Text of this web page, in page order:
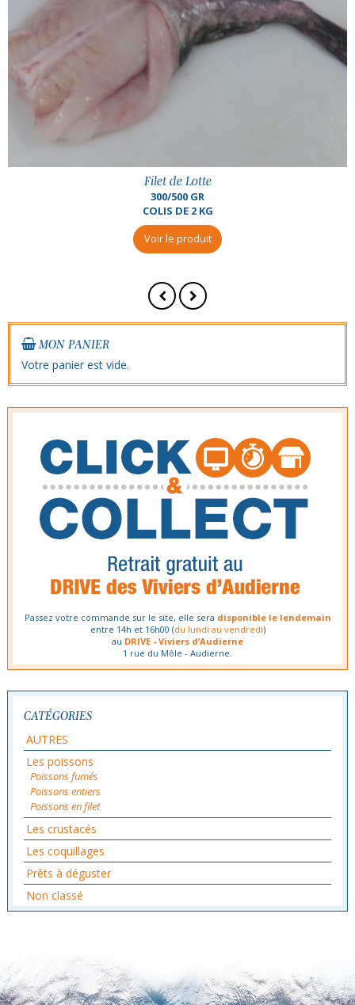
Merlan
500/1000 GR PIÈCE
FILEYEUR
Voir le produit
MON PANIER
Votre panier est vide.
Passez votre commande sur le site, elle sera disponible le lendemain
entre 14h et 16h00 (du lundi au vendredi)
au DRIVE - Viviers d’Audierne
1 rue du Môle - Audierne.
CATÉGORIES
AUTRES
Les poissons
Poissons fumés
Poissons entiers
Poissons en filet
Les crustacés
Les coquillages
Prêts à déguster
Non classé